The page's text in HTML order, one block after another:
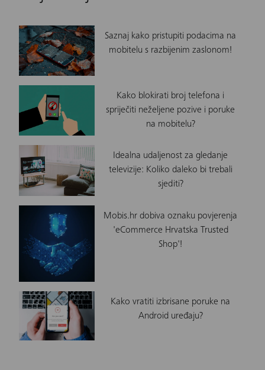
Saznaj kako pristupiti podacima na
mobitelu s razbijenim zaslonom!
Kako blokirati broj telefona i
spriječiti neželjene pozive i poruke
na mobitelu?
Idealna udaljenost za gledanje
televizije: Koliko daleko bi trebali
sjediti?
Mobis.hr dobiva oznaku povjerenja
'eCommerce Hrvatska Trusted
Shop'!
Kako vratiti izbrisane poruke na
Android uređaju?